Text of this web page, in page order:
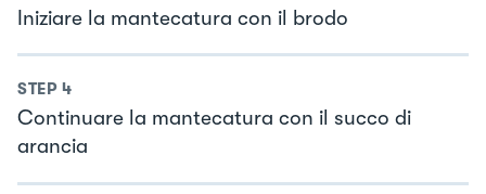
Iniziare la mantecatura con il brodo
STEP 4
Continuare la mantecatura con il succo di
arancia